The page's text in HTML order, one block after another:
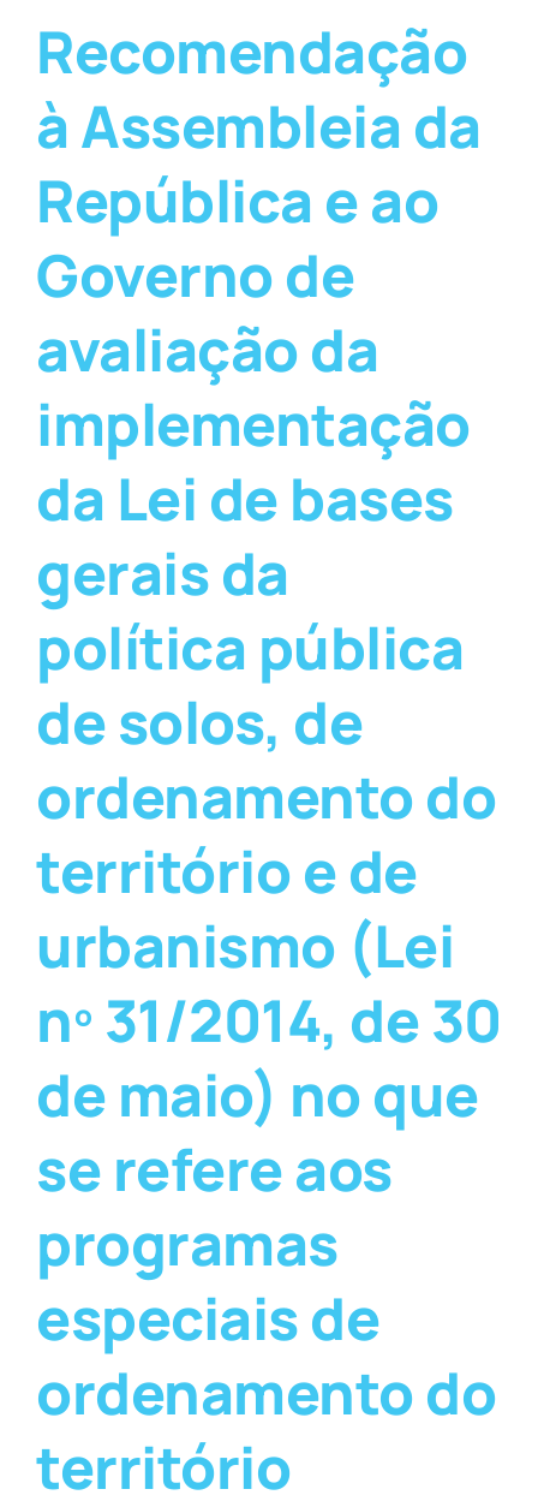
Recomendação
à Assembleia da
República e ao
Governo de
avaliação da
implementação
da Lei de bases
gerais da
política pública
de solos, de
ordenamento do
território e de
urbanismo (Lei
nº 31/2014, de 30
de maio) no que
se refere aos
programas
especiais de
ordenamento do
território